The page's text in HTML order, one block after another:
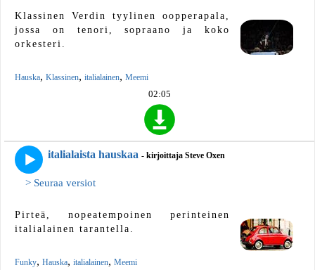
Klassinen Verdin tyylinen oopperapala,
jossa on tenori, sopraano ja koko
orkesteri.
Hauska, Klassinen, italialainen, Meemi
02:05
italialaista hauskaa - kirjoittaja Steve Oxen
> Seuraa versiot
Pirteä, nopeatempoinen perinteinen
italialainen tarantella.
Funky, Hauska, italialainen, Meemi